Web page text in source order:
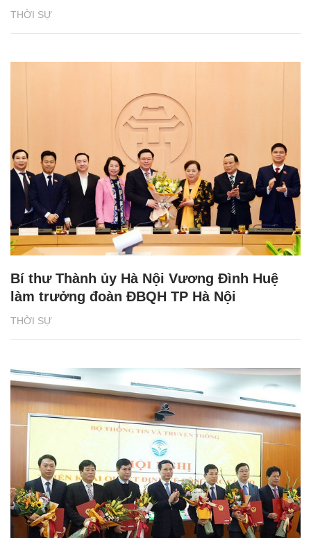
THỜI SỰ
THỜI SỰ
Bí thư Thành ủy Hà Nội Vương Đình Huệ
làm trưởng đoàn ĐBQH TP Hà Nội